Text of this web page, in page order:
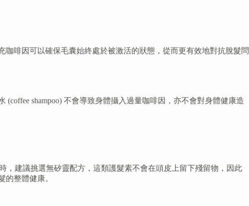
啡因可以確保毛囊始終處於被激活的狀態，從而更有效地對抗脫髮問
shampoo) 不會導致身體攝入過量咖啡因，亦不會對身體健康造
，建議挑選無矽靈配方，這類護髮素不會在頭皮上留下殘留物，因此
整體健康。